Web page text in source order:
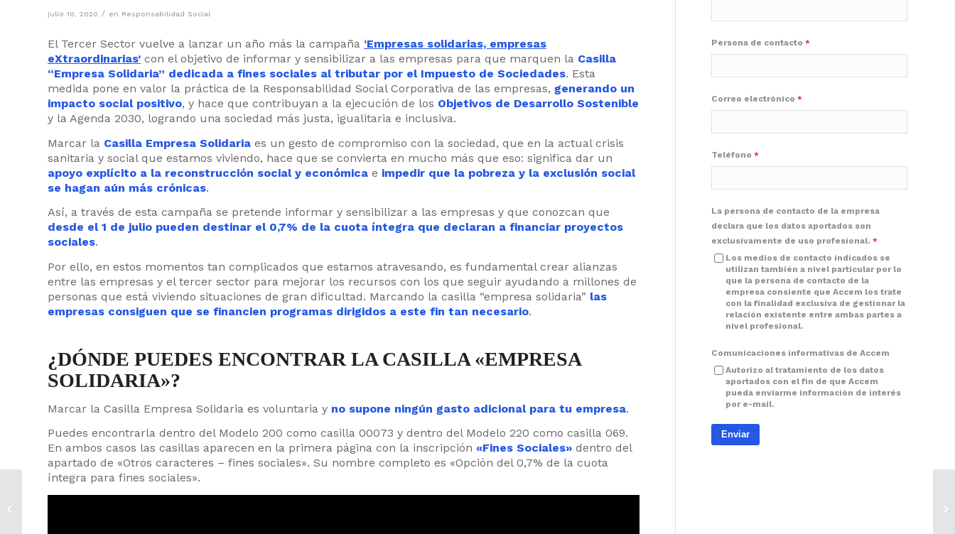
julio 10, 2020 / en Responsabilidad Social
El Tercer Sector vuelve a lanzar un año más la campaña ‘Empresas solidarias, empresas
eXtraordinarias’ con el objetivo de informar y sensibilizar a las empresas para que marquen la Casilla
“Empresa Solidaria” dedicada a fines sociales al tributar por el Impuesto de Sociedades. Esta
medida pone en valor la práctica de la Responsabilidad Social Corporativa de las empresas, generando un
impacto social positivo, y hace que contribuyan a la ejecución de los Objetivos de Desarrollo Sostenible
y la Agenda 2030, logrando una sociedad más justa, igualitaria e inclusiva.
Marcar la Casilla Empresa Solidaria es un gesto de compromiso con la sociedad, que en la actual crisis
sanitaria y social que estamos viviendo, hace que se convierta en mucho más que eso: significa dar un
apoyo explícito a la reconstrucción social y económica e impedir que la pobreza y la exclusión social
se hagan aún más crónicas.
Así, a través de esta campaña se pretende informar y sensibilizar a las empresas y que conozcan que
desde el 1 de julio pueden destinar el 0,7% de la cuota íntegra que declaran a financiar proyectos
sociales.
Por ello, en estos momentos tan complicados que estamos atravesando, es fundamental crear alianzas
entre las empresas y el tercer sector para mejorar los recursos con los que seguir ayudando a millones de
personas que está viviendo situaciones de gran dificultad. Marcando la casilla “empresa solidaria” las
empresas consiguen que se financien programas dirigidos a este fin tan necesario.
¿DÓNDE PUEDES ENCONTRAR LA CASILLA «EMPRESA
SOLIDARIA»?
Marcar la Casilla Empresa Solidaria es voluntaria y no supone ningún gasto adicional para tu empresa.
Puedes encontrarla dentro del Modelo 200 como casilla 00073 y dentro del Modelo 220 como casilla 069.
En ambos casos las casillas aparecen en la primera página con la inscripción «Fines Sociales» dentro del
apartado de «Otros caracteres – fines sociales». Su nombre completo es «Opción del 0,7% de la cuota
íntegra para fines sociales».
Persona de contacto
Correo electrónico
Teléfono
La persona de contacto de la empresa
declara que los datos aportados son
exclusivamente de uso profesional.
Los medios de contacto indicados se
utilizan también a nivel particular por lo
que la persona de contacto de la
empresa consiente que Accem los trate
con la finalidad exclusiva de gestionar la
relación existente entre ambas partes a
nivel profesional.
Comunicaciones informativas de Accem
Autorizo al tratamiento de los datos
aportados con el fin de que Accem
pueda enviarme información de interés
por e-mail.
Enviar